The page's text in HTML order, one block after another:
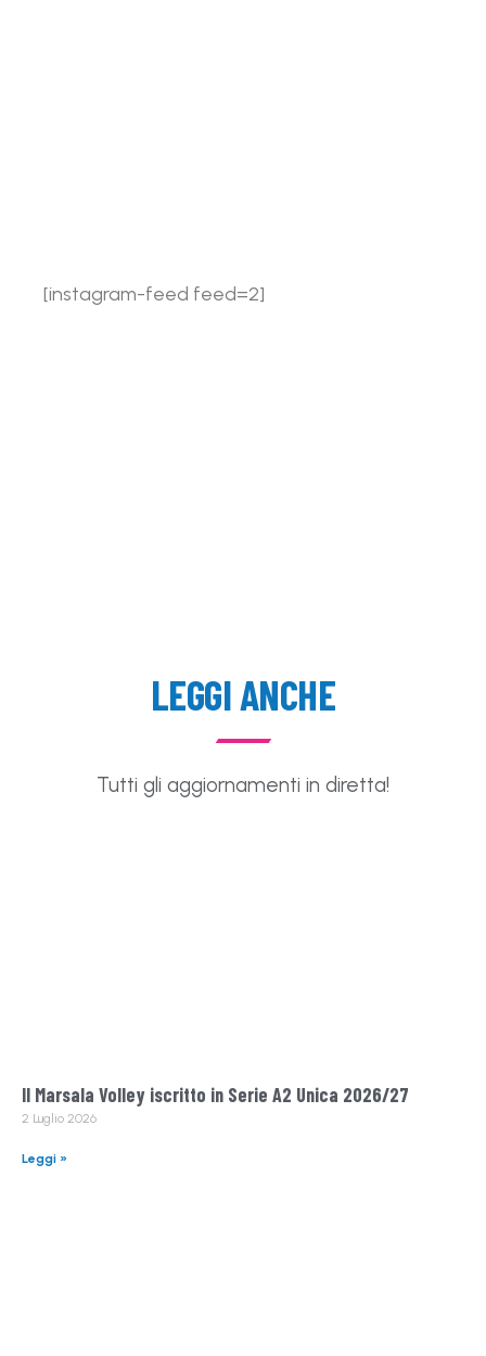
[instagram-feed feed=2]
LEGGI ANCHE
Tutti gli aggiornamenti in diretta!
Il Marsala Volley iscritto in Serie A2 Unica 2026/27
2 Luglio 2026
Leggi »